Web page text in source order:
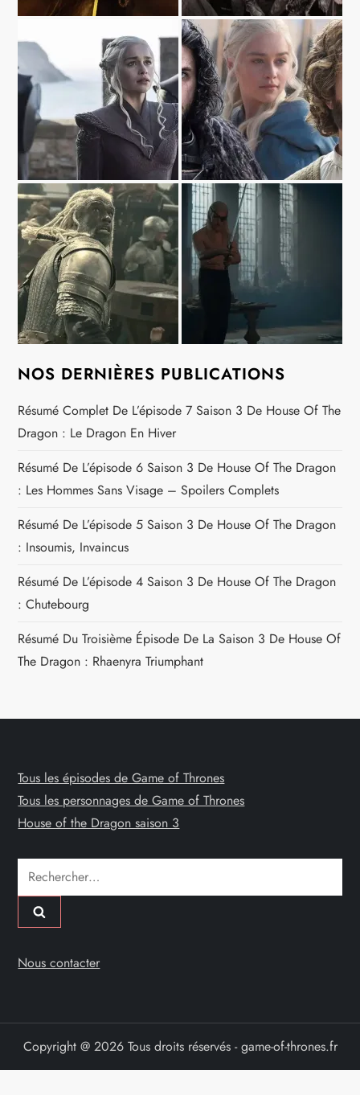
NOS DERNIÈRES PUBLICATIONS
Résumé Complet De L’épisode 7 Saison 3 De House Of The
Dragon : Le Dragon En Hiver
Résumé De L’épisode 6 Saison 3 De House Of The Dragon
: Les Hommes Sans Visage – Spoilers Complets
Résumé De L’épisode 5 Saison 3 De House Of The Dragon
: Insoumis, Invaincus
Résumé De L’épisode 4 Saison 3 De House Of The Dragon
: Chutebourg
Résumé Du Troisième Épisode De La Saison 3 De House Of
The Dragon : Rhaenyra Triumphant
Tous les épisodes de Game of Thrones
Tous les personnages de Game of Thrones
House of the Dragon saison 3
Rechercher :
Nous contacter
Copyright @ 2026 Tous droits réservés - game-of-thrones.fr